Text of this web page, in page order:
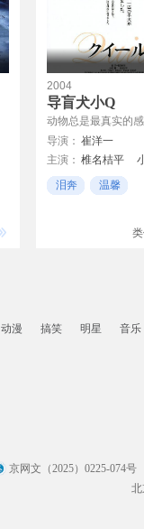
2004
导盲犬小Q
动物总是最真实的
导演： 崔洋一
主演： 椎名桔平
香川照之
黑谷友香
泪奔
温馨
动漫 搞笑 明星 音乐
京网文（2025）0225-074号
北